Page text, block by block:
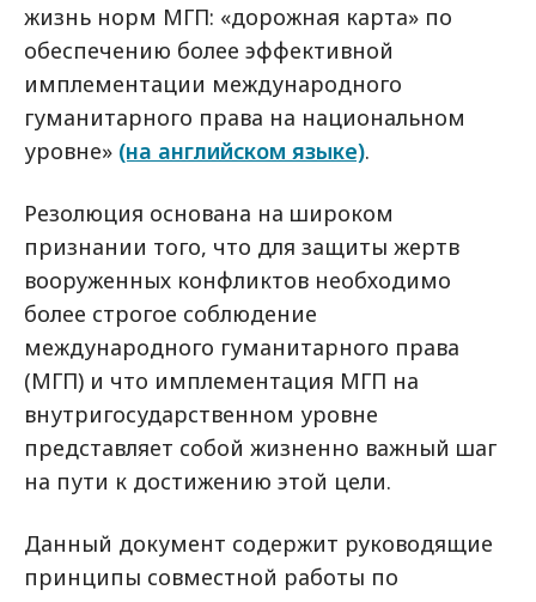
жизнь норм МГП: «дорожная карта» по
обеспечению более эффективной
имплементации международного
гуманитарного права на национальном
уровне» (на английском языке).
Резолюция основана на широком
признании того, что для защиты жертв
вооруженных конфликтов необходимо
более строгое соблюдение
международного гуманитарного права
(МГП) и что имплементация МГП на
внутригосударственном уровне
представляет собой жизненно важный шаг
на пути к достижению этой цели.
Данный документ содержит руководящие
принципы совместной работы по